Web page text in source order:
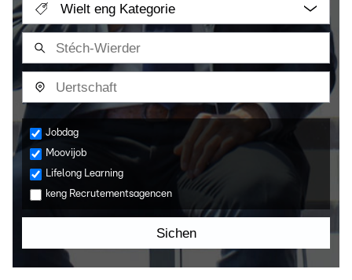
Wielt eng Kategorie
Jobdag
Moovijob
Lifelong Learning
keng Recrutementsagencen
Sichen